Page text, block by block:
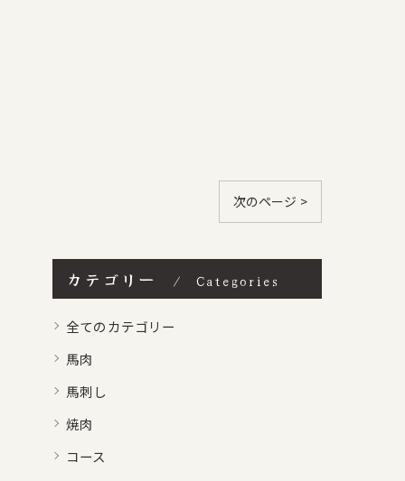
次のページ >
カテゴリー Categories
全てのカテゴリー
馬肉
馬刺し
焼肉
コース